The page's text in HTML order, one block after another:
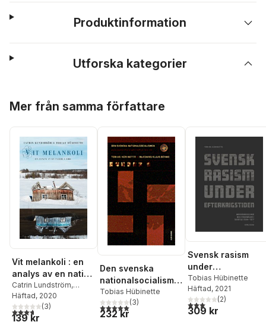
Produktinformation
Utforska kategorier
Mer från samma författare
Vit melankoli : en
analys av en nation
i kris
Catrin Lundström,
Tobias Hübinette
Häftad, 2020
3,7utav 5 stjärnor. Totalt antal röster:
(3)
139 kr
Den svenska
nationalsocialisme
n-medlemmar och
sympatisörer 1931-
1945
Tobias Hübinette
5,0utav 5 stjärnor. Totalt antal röster:
(3)
232 kr
Svensk rasism
under
efterkrigstiden :
rasdiskussioner
och rasfrågor
1946-1977
Tobias Hübinette
Häftad, 2021
3,0utav 5 stjärnor.
(2)
309 kr